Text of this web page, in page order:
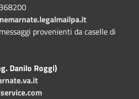
provenienti da caselle di
Danilo Roggi)